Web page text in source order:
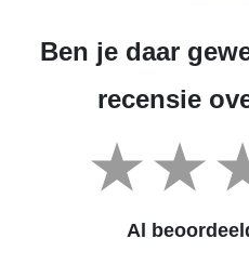
Ben je daar
recensie
Al